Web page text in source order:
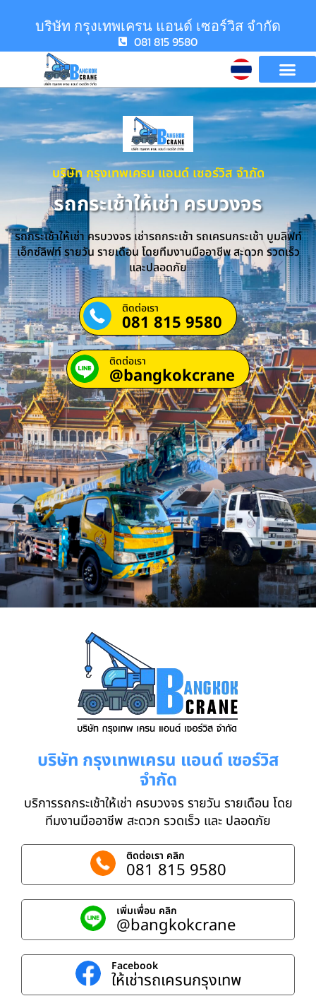
บริษัท กรุงเทพเครน แอนด์ เซอร์วิส จำกัด
081 815 9580
บริษัท กรุงเทพเครน แอนด์ เซอร์วิส จำกัด
รถกระเช้าให้เช่า ครบวงจร
รถกระเช้าให้เช่า ครบวงจร เช่ารถกระเช้า รถเครนกระเช้า บูมลิฟท์
เอ็กซ์ลิฟท์ รายวัน รายเดือน โดยทีมงานมืออาชีพ สะดวก รวดเร็ว
และปลอดภัย
ติดต่อเรา
081 815 9580
ติดต่อเรา
@bangkokcrane
บริษัท กรุงเทพเครน แอนด์ เซอร์วิส
จำกัด
บริการรถกระเช้าให้เช่า ครบวงจร รายวัน รายเดือน โดย
ทีมงานมืออาชีพ สะดวก รวดเร็ว และ ปลอดภัย
ติดต่อเรา คลิก
081 815 9580
เพิ่มเพื่อน คลิก
@bangkokcrane
Facebook
ให้เช่ารถเครนกรุงเทพ